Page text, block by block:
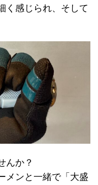
く感じられ、そして
んか？
メンと一緒で「大盛